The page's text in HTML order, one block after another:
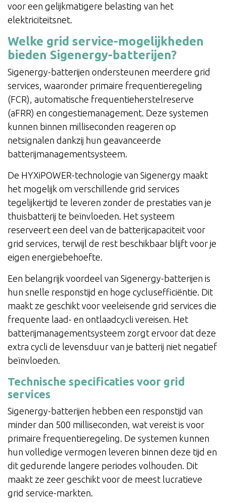
voor een gelijkmatigere belasting van het
elektriciteitsnet.
Welke grid service-mogelijkheden
bieden Sigenergy-batterijen?
Sigenergy-batterijen ondersteunen meerdere grid
services, waaronder primaire frequentieregeling
(FCR), automatische frequentieherstelreserve
(aFRR) en congestiemanagement. Deze systemen
kunnen binnen milliseconden reageren op
netsignalen dankzij hun geavanceerde
batterijmanagementsysteem.
De HYXiPOWER-technologie van Sigenergy maakt
het mogelijk om verschillende grid services
tegelijkertijd te leveren zonder de prestaties van je
thuisbatterij te beïnvloeden. Het systeem
reserveert een deel van de batterijcapaciteit voor
grid services, terwijl de rest beschikbaar blijft voor je
eigen energiebehoefte.
Een belangrijk voordeel van Sigenergy-batterijen is
hun snelle responstijd en hoge cyclusefficiëntie. Dit
maakt ze geschikt voor veeleisende grid services die
frequente laad- en ontlaadcycli vereisen. Het
batterijmanagementsysteem zorgt ervoor dat deze
extra cycli de levensduur van je batterij niet negatief
beïnvloeden.
Technische specificaties voor grid
services
Sigenergy-batterijen hebben een responstijd van
minder dan 500 milliseconden, wat vereist is voor
primaire frequentieregeling. De systemen kunnen
hun volledige vermogen leveren binnen deze tijd en
dit gedurende langere periodes volhouden. Dit
maakt ze zeer geschikt voor de meest lucratieve
grid service-markten.